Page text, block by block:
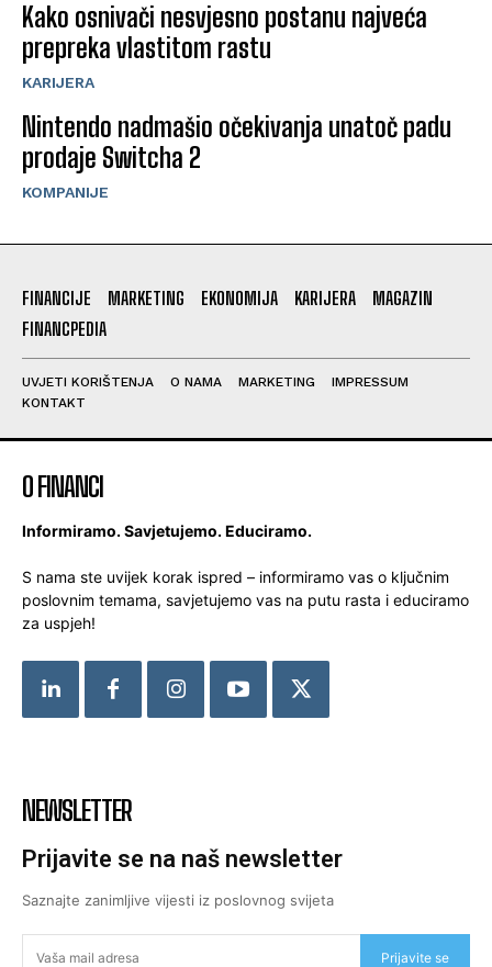
Kako osnivači nesvjesno postanu najveća
prepreka vlastitom rastu
KARIJERA
Nintendo nadmašio očekivanja unatoč padu
prodaje Switcha 2
KOMPANIJE
FINANCIJE MARKETING EKONOMIJA KARIJERA
MAGAZIN
FINANCPEDIA
UVJETI KORIŠTENJA O NAMA MARKETING
IMPRESSUM
KONTAKT
O FINANCI
Informiramo. Savjetujemo. Educiramo.
S nama ste uvijek korak ispred – informiramo vas o ključnim
poslovnim temama, savjetujemo vas na putu rasta i educiramo
za uspjeh!
NEWSLETTER
Prijavite se na naš newsletter
Saznajte zanimljive vijesti iz poslovnog svijeta
Prijavite se